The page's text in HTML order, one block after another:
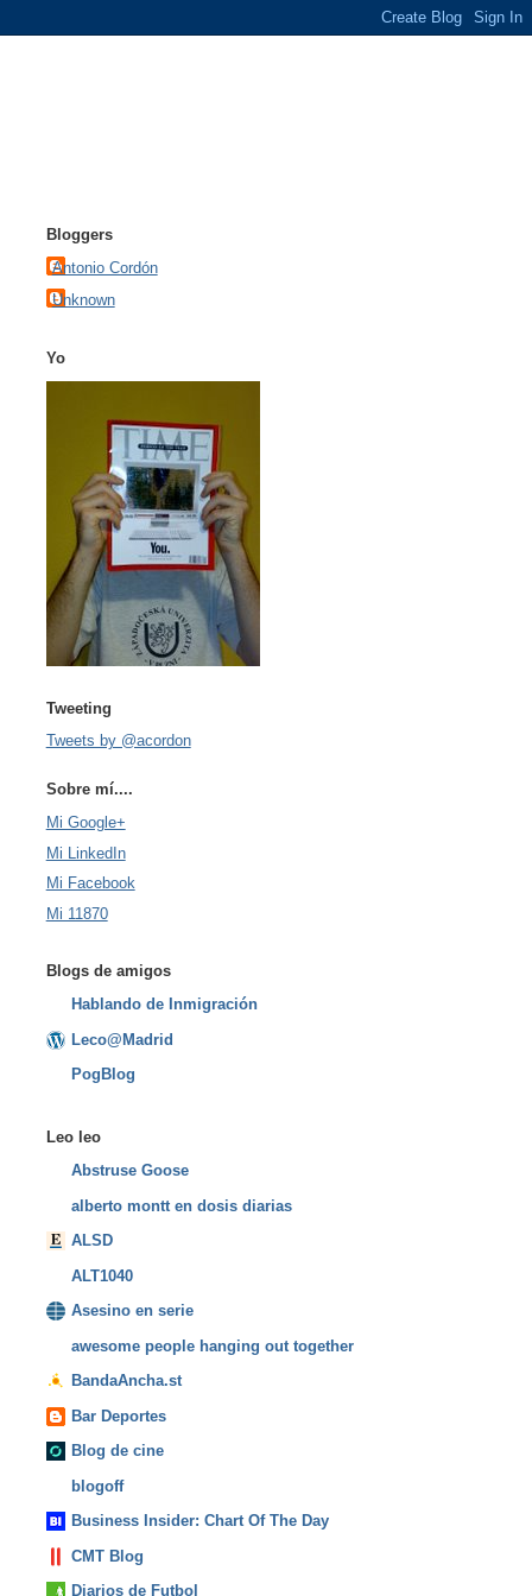
Bloggers
Antonio Cordón
Unknown
Yo
Tweeting
Tweets by @acordon
Sobre mí....
Mi Google+
Mi LinkedIn
Mi Facebook
Mi 11870
Blogs de amigos
Hablando de Inmigración
Leco@Madrid
PogBlog
Leo leo
Abstruse Goose
alberto montt en dosis diarias
ALSD
ALT1040
Asesino en serie
awesome people hanging out together
BandaAncha.st
Bar Deportes
Blog de cine
blogoff
Business Insider: Chart Of The Day
CMT Blog
Diarios de Futbol